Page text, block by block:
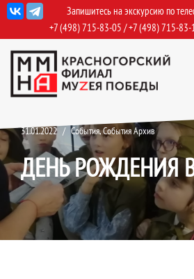
Перейти
к
содержимому
Запишитесь на экскурсию по
+7 (498) 715-83-05 /+7 (498) 715-83-
31.01.2022 События,События Архив
ДЕНЬ РОЖДЕНИЯ